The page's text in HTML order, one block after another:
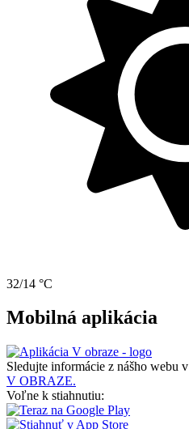
32/14 °C
Mobilná aplikácia
Sledujte informácie z nášho webu v
V OBRAZE.
Voľne k stiahnutiu: